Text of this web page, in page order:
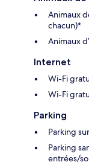
Animaux
chacun)*
Animaux
Internet
Wi-Fi
Wi-Fi
Parking
Parking
Parking
entrées/